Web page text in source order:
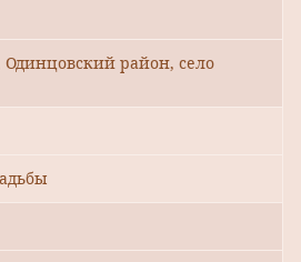
Одинцовский район, село